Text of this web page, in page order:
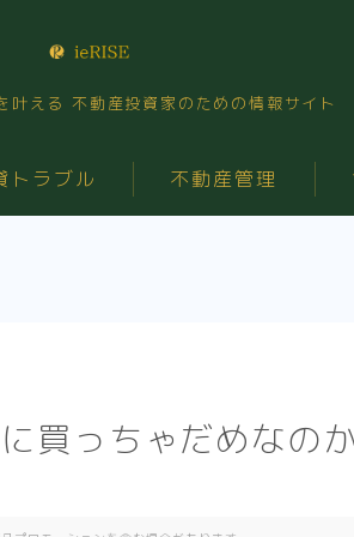
叶える 不動産投資家のための情報サイト
トラブル 不動産管理
買っちゃだめなのか